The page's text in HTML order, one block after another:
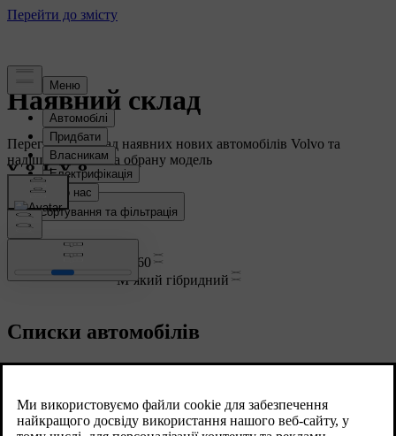
Наявний склад
Перегляньте склад наявних нових автомобілів Volvo та
надішліть запит на обрану модель
Сортування та фільтрація
Очистити фільтри
XC60
М’який гібридний
Списки автомобілів
Порівняти